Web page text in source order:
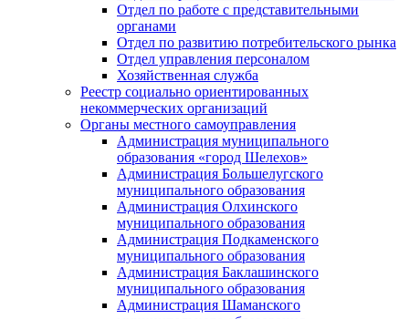
Отдел по работе с представительными
органами
Отдел по развитию потребительского рынка
Отдел управления персоналом
Хозяйственная служба
Реестр социально ориентированных
некоммерческих организаций
Органы местного самоуправления
Администрация муниципального
образования «город Шелехов»
Администрация Большелугского
муниципального образования
Администрация Олхинского
муниципального образования
Администрация Подкаменского
муниципального образования
Администрация Баклашинского
муниципального образования
Администрация Шаманского